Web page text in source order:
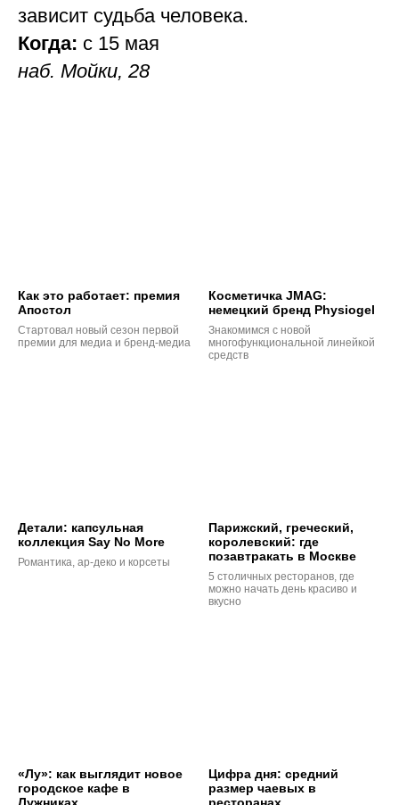
зависит судьба человека.
Когда: с 15 мая
наб. Мойки, 28
Как это работает: премия
Апостол
Стартовал новый сезон первой
премии для медиа и бренд-медиа
Косметичка JMAG:
немецкий бренд Physiogel
Знакомимся с новой
многофункциональной линейкой
средств
Детали: капсульная
коллекция Say No More
Романтика, ар-деко и корсеты
Парижский, греческий,
королевский: где
позавтракать в Москве
5 столичных ресторанов, где
можно начать день красиво и
вкусно
«Лу»: как выглядит новое
городское кафе в
Цифра дня: средний
размер чаевых в